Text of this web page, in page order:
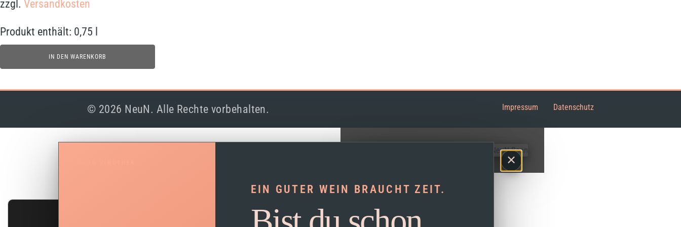
zzgl. Versandkosten
Produkt enthält: 0,75
IN DEN WARENKORB
© 2026 NeuN. Alle Rechte vorbehalten. Impressum Datenschutz
×
Akzeptieren
EIN GUTER WEIN BRAUCHT ZEIT.